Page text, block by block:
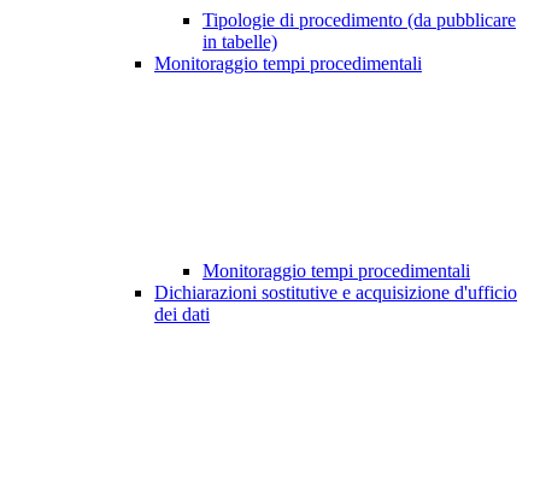
Tipologie di procedimento (da pubblicare
in tabelle)
Monitoraggio tempi procedimentali
Monitoraggio tempi procedimentali
Dichiarazioni sostitutive e acquisizione d'ufficio
dei dati